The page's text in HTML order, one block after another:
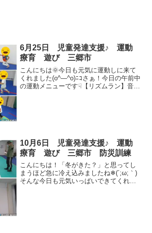
6月25日 児童発達支援♪ 運動
療育 遊び 三郷市
こんにちは🌞今日も元気に運動しに来て
くれました(o^―^o)ﾆｺさぁ！今日の午前中
の運動メニューです☟【リズムラン】音に
10月6日 児童発達支援♪ 運動
療育 遊び 三郷市 防災訓練
こんにちは！「冬がきた？」と思ってし
まうほど急に冷え込みましたね❄(´;ω;｀)
そんな今日も元気いっぱいできてくれた